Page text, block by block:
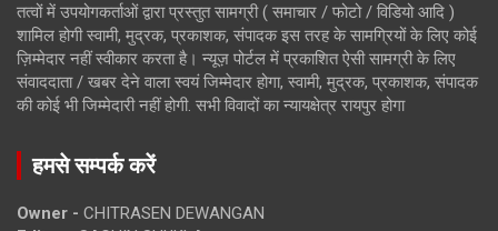
तत्वों में उपयोगकर्ताओं द्वारा प्रस्तुत सामग्री ( समाचार / फोटो / विडियो आदि )
शामिल होगी स्वामी, मुद्रक, प्रकाशक, संपादक इस तरह के सामग्रियों के लिए कोई
ज़िम्मेदार नहीं स्वीकार करता है। न्यूज़ पोर्टल में प्रकाशित ऐसी सामग्री के लिए
संवाददाता / खबर देने वाला स्वयं जिम्मेदार होगा, स्वामी, मुद्रक, प्रकाशक, संपादक
की कोई भी जिम्मेदारी नहीं होगी. सभी विवादों का न्यायक्षेत्र रायपुर होगा
हमसे सम्पर्क करें
Owner - CHITRASEN DEWANGAN